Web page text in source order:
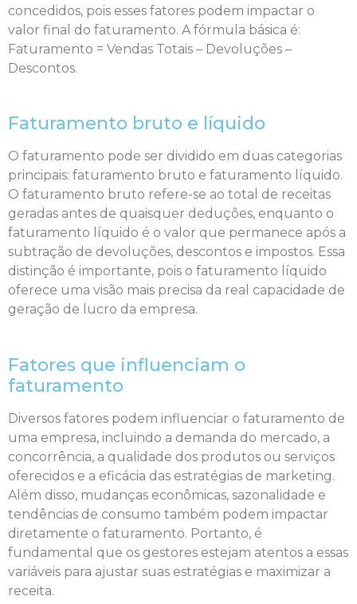
concedidos, pois esses fatores podem impactar o
valor final do faturamento. A fórmula básica é:
Faturamento = Vendas Totais – Devoluções –
Descontos.
Faturamento bruto e líquido
O faturamento pode ser dividido em duas categorias
principais: faturamento bruto e faturamento líquido.
O faturamento bruto refere-se ao total de receitas
geradas antes de quaisquer deduções, enquanto o
faturamento líquido é o valor que permanece após a
subtração de devoluções, descontos e impostos. Essa
distinção é importante, pois o faturamento líquido
oferece uma visão mais precisa da real capacidade de
geração de lucro da empresa.
Fatores que influenciam o
faturamento
Diversos fatores podem influenciar o faturamento de
uma empresa, incluindo a demanda do mercado, a
concorrência, a qualidade dos produtos ou serviços
oferecidos e a eficácia das estratégias de marketing.
Além disso, mudanças econômicas, sazonalidade e
tendências de consumo também podem impactar
diretamente o faturamento. Portanto, é
fundamental que os gestores estejam atentos a essas
variáveis para ajustar suas estratégias e maximizar a
receita.